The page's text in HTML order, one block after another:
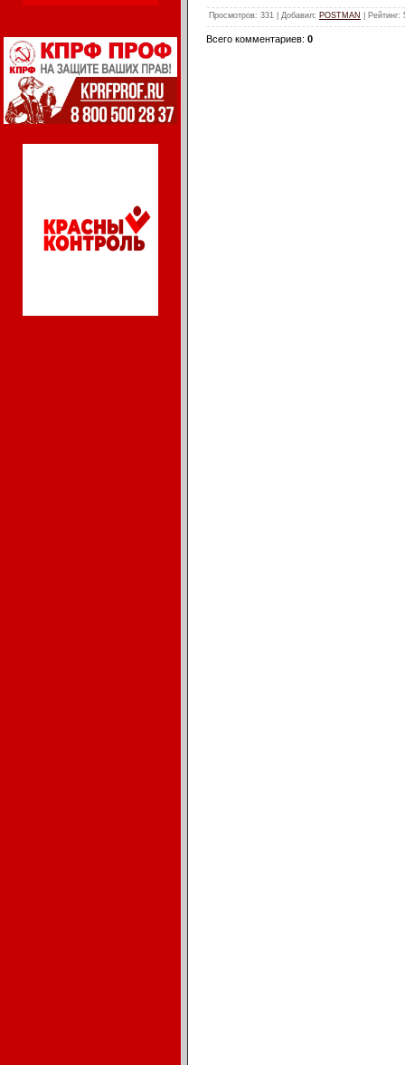
Просмотров: 331 | Добавил: POSTMAN Рейтинг:
Всего комментариев: 0